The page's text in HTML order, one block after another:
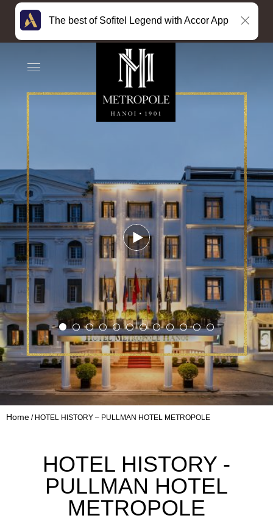
Home HOTEL HISTORY – PULLMAN HOTEL METROPOLE
HOTEL HISTORY -
PULLMAN HOTEL
METROPOLE
The best of Sofitel Legend with Accor App